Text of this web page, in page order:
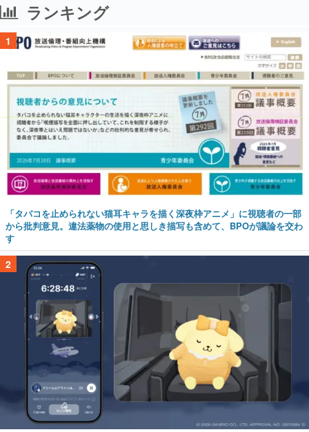
ランキング
1
「タバコを止められない猫耳キャラを描く深夜枠アニメ」に視聴者の一部
から批判意見。違法薬物の使用と思しき描写も含めて、BPOが議論を交わ
す
2